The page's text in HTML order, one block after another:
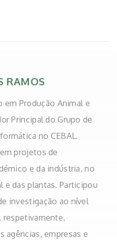
RAMOS
Produção Animal e
Principal do Grupo de
no CEBAL.
projetos de
e da indústria, no
e das plantas. Participou
investigação ao nível
respetivamente,
agências, empresas e